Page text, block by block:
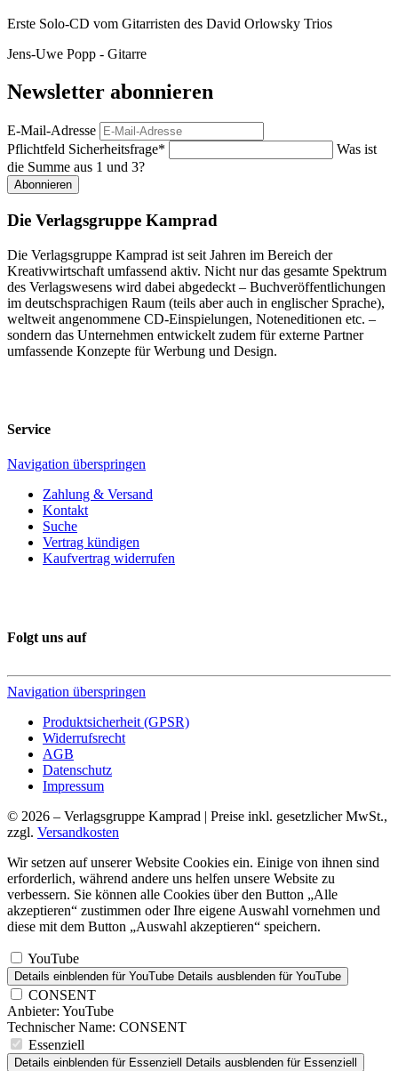
Erste Solo-CD vom Gitarristen des David Orlowsky Trios
Jens-Uwe Popp - Gitarre
Newsletter abonnieren
E-Mail-Adresse
Pflichtfeld Sicherheitsfrage*
Was ist
die Summe aus 1 und 3?
Abonnieren
Die Verlagsgruppe Kamprad
Die Verlagsgruppe Kamprad ist seit Jahren im Bereich der
Kreativwirtschaft umfassend aktiv. Nicht nur das gesamte Spektrum
des Verlagswesens wird dabei abgedeckt – Buchveröffentlichungen
im deutschsprachigen Raum (teils aber auch in englischer Sprache),
weltweit angenommene CD-Einspielungen, Noteneditionen etc. –
sondern das Unternehmen entwickelt zudem für externe Partner
umfassende Konzepte für Werbung und Design.
Service
Navigation überspringen
Zahlung & Versand
Kontakt
Suche
Vertrag kündigen
Kaufvertrag widerrufen
Folgt uns auf
Navigation überspringen
Produktsicherheit (GPSR)
Widerrufsrecht
AGB
Datenschutz
Impressum
© 2026 – Verlagsgruppe Kamprad | Preise inkl. gesetzlicher MwSt.,
zzgl. Versandkosten
Wir setzen auf unserer Website Cookies ein. Einige von ihnen sind
erforderlich, während andere uns helfen unsere Website zu
verbessern. Sie können alle Cookies über den Button „Alle
akzeptieren“ zustimmen oder Ihre eigene Auswahl vornehmen und
diese mit dem Button „Auswahl akzeptieren“ speichern.
YouTube
Details einblenden für YouTube Details ausblenden für YouTube
CONSENT
Anbieter: YouTube
Technischer Name: CONSENT
Essenziell
Details einblenden für Essenziell Details ausblenden für Essenziell